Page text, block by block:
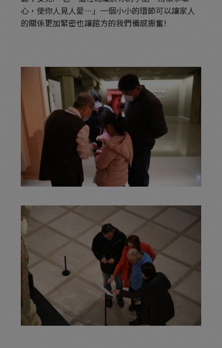
心，使你人見人愛… 」一個小小的環節可以讓家人
的關係更加緊密也讓館方的我們備感振奮!